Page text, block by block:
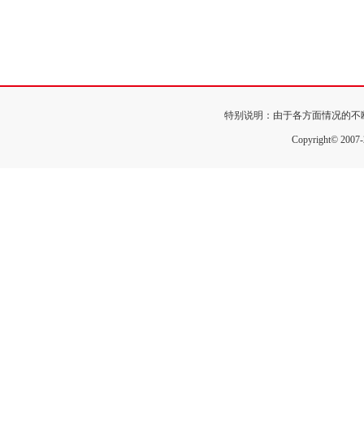
特别说明：由于各方面情况的
Copyright©